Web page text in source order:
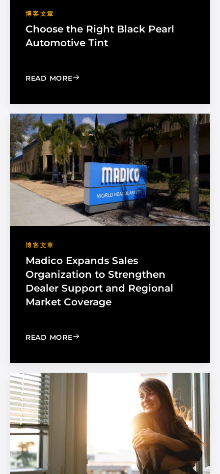
博客文章
Choose the Right Black Pearl
Automotive Tint
READ MORE: CHOOSE THE RIGHT BLACK PEARL
博客文章
Madico Expands Sales
Organization to Strengthen
Dealer Support and Regional
Market Coverage
READ MORE: MADICO EXPANDS SALES